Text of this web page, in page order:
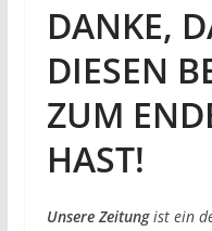
DANKE,
DIESEN
ZUM
HAST!
Unsere Zeitungist ein